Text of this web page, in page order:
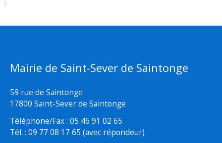
Mairie de Saint-Sever de Saintonge
59 rue de Saintonge
17800 Saint-Sever de Saintonge
Téléphone/Fax : 05 46 91 02 65
Tél. : 09 77 08 17 65 (avec répondeur)